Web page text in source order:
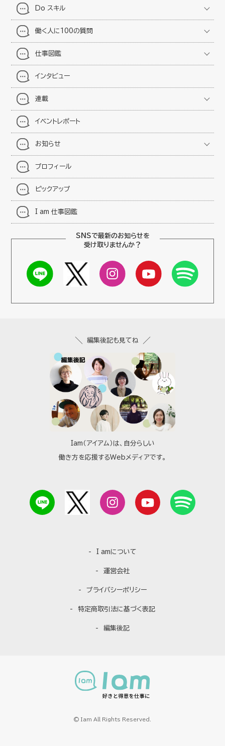
Do スキル
働く人に100の質問
仕事図鑑
インタビュー
連載
イベントレポート
お知らせ
プロフィール
ピックアップ
I am 仕事図鑑
SNSで最新のお知らせを
受け取りませんか？
Iam（アイアム）は、自分らしい
働き方を応援するWebメディアです。
I amについて
運営会社
プライバシーポリシー
特定商取引法に基づく表記
編集後記
編集後記も見てね
© Iam All Rights Reserved.